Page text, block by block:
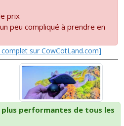
prix
peu compliqué à prendre en
sur CowCotLand.com]
plus performantes de tous les